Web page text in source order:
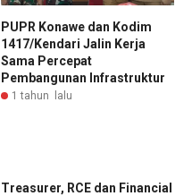
PUPR Konawe dan Kodim
1417/Kendari Jalin Kerja
Sama Percepat
Pembangunan Infrastruktur
1 tahun lalu
Treasurer, RCE dan Financial